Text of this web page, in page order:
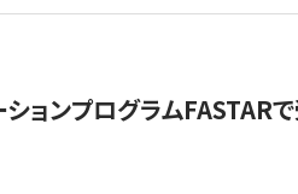
ョンプログラムFASTAR